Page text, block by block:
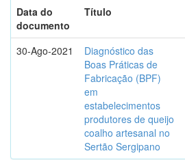
Data do
documento
Título
30-Ago-2021
Diagnóstico das
Boas Práticas de
Fabricação (BPF)
em
estabelecimentos
produtores de queijo
coalho artesanal no
Sertão Sergipano